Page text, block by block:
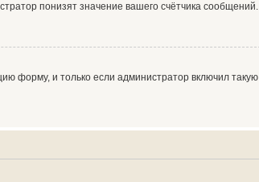
понизят значение вашего счётчика сообщений.
форму, и только если администратор включил такую